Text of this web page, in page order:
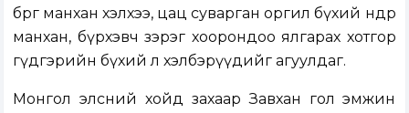
бөөрөг манхан хэлхээ, цац суварган оргил бүхий өндөр
манхан, бүрхэвч зэрэг хоорондоо ялгарах хотгор
гүдгэрийн бүхий л хэлбэрүүдийг агуулдаг.
Монгол элсний хойд захаар Завхан гол эмжин